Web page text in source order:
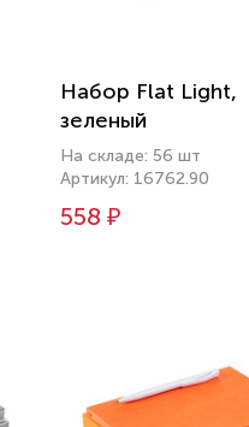
Набор Flat Light,
зеленый
На складе: 56 шт
Артикул: 16762.90
558 ₽